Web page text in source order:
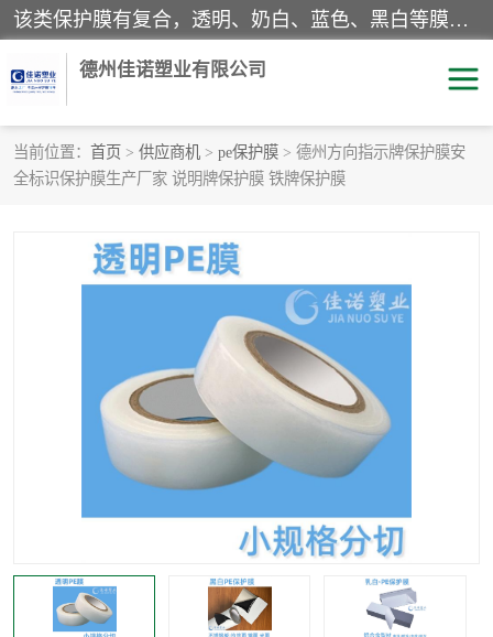
该类保护膜有复合，透明、奶白、蓝色、黑白等膜型。特高粘，高粘，中高粘，中粘，中低粘，低粘等。对于不同的粘力要求有相应的产品相适配。无胶渍残留污染。在较宽的收卷幅度下平整无皱纹，收卷长度大，利于机械化及自动化施工粘贴。为您的产品提供的表面保护解决方案。 产品广泛适用于：铝材、不锈钢、金属、塑料、电子、家电、家具、玻璃、化工材料、装饰材料等。
德州佳诺塑业有限公司
当前位置： 首页 > 供应商机 > pe保护膜 > 德州方向指示牌保护膜安
全标识保护膜生产厂家 说明牌保护膜 铁牌保护膜
pe保护膜 包装膜
地毯保护膜
透明保护膜
乳白保护膜
明蓝保护膜 纯黑保护膜
印字保护膜 彩钢板保护膜
不绣钢板保护膜 两边上胶保护膜
不锈钢板保护膜 一次性隔离膜